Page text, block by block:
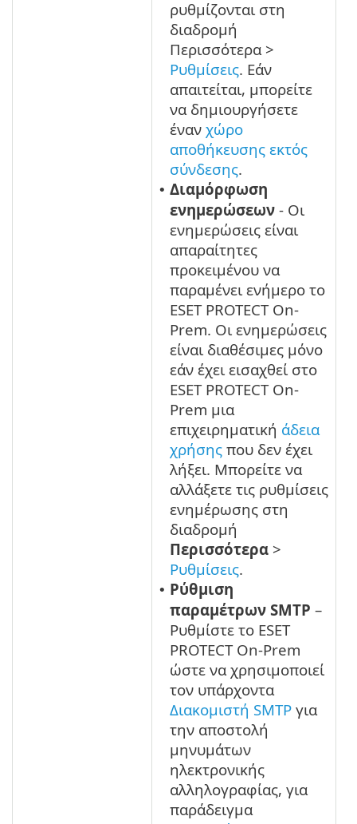
ρυθμίζονται στη
διαδρομή
Περισσότερα >
Ρυθμίσεις. Εάν
απαιτείται, μπορείτε
να δημιουργήσετε
έναν χώρο
αποθήκευσης εκτός
σύνδεσης.
• Διαμόρφωση
ενημερώσεων - Οι
ενημερώσεις είναι
απαραίτητες
προκειμένου να
παραμένει ενήμερο το
ESET PROTECT On-
Prem. Οι ενημερώσεις
είναι διαθέσιμες μόνο
εάν έχει εισαχθεί στο
ESET PROTECT On-
Prem μια
επιχειρηματική άδεια
χρήσης που δεν έχει
λήξει. Μπορείτε να
αλλάξετε τις ρυθμίσεις
ενημέρωσης στη
διαδρομή
Περισσότερα >
Ρυθμίσεις.
• Ρύθμιση
παραμέτρων SMTP –
Ρυθμίστε το ESET
PROTECT On-Prem
ώστε να χρησιμοποιεί
τον υπάρχοντα
Διακομιστή SMTP για
την αποστολή
μηνυμάτων
ηλεκτρονικής
αλληλογραφίας, για
παράδειγμα